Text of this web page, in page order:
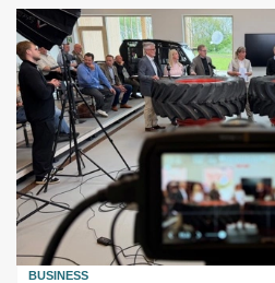
BUSINESS